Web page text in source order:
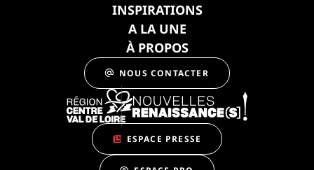
INSPIRATIONS
A LA UNE
À PROPOS
NOUS CONTACTER
ESPACE PRESSE